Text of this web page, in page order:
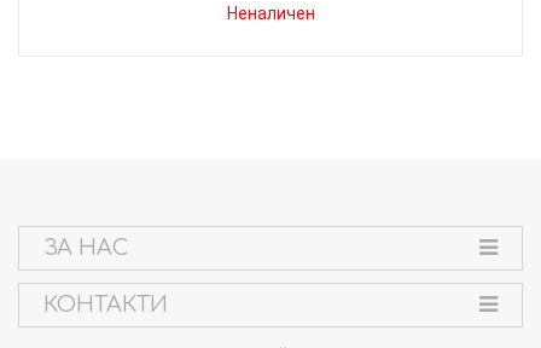
Неналичен
ЗА НАС
КОНТАКТИ